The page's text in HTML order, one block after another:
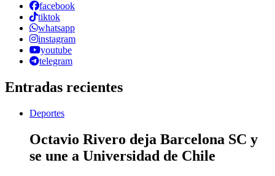
facebook
tiktok
whatsapp
instagram
youtube
telegram
Entradas recientes
Deportes
Octavio Rivero deja Barcelona SC y
se une a Universidad de Chile